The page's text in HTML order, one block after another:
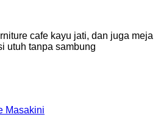
cafe kayu jati, dan juga meja
utuh tanpa sambung
Masakini